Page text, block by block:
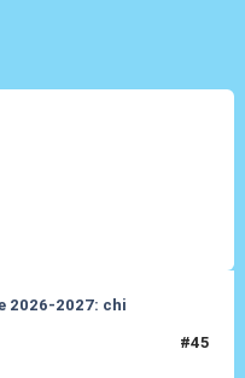
2026-2027: chi
#45